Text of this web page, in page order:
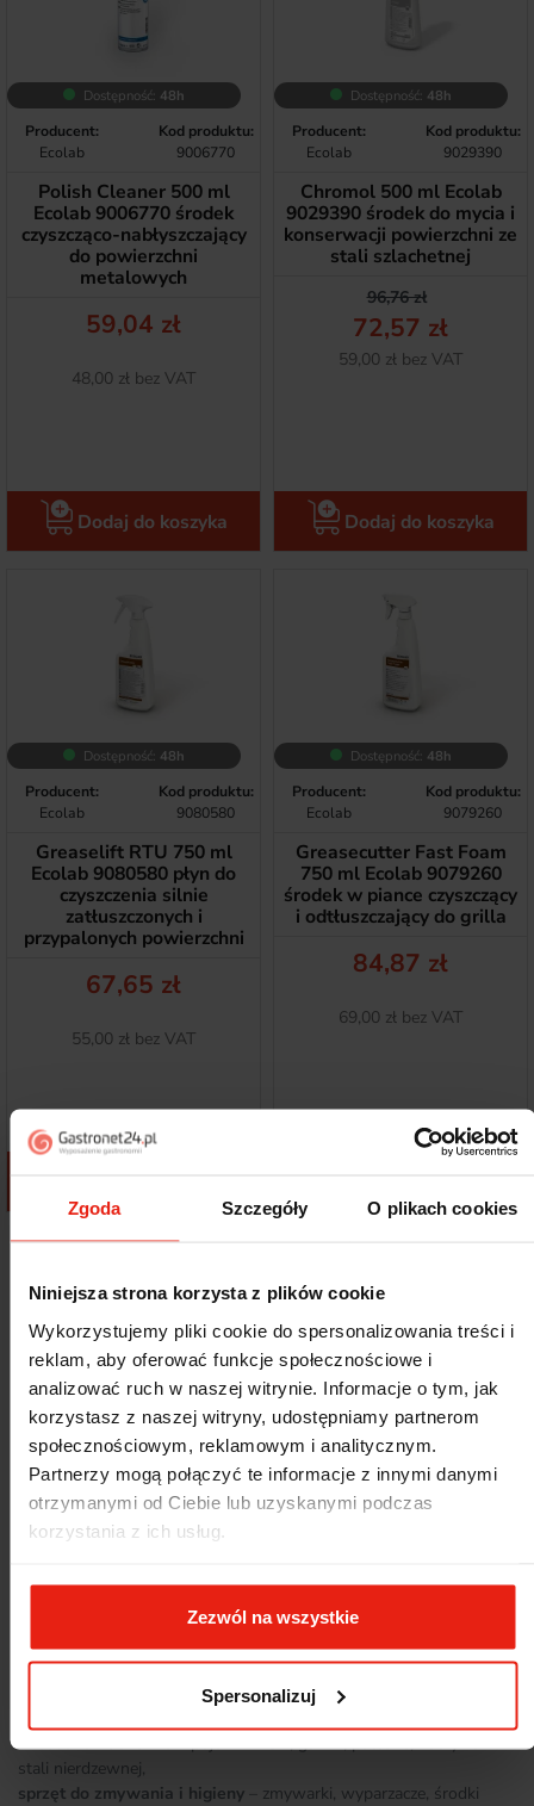
Zgoda Szczegóły O plikach cookies
Niniejsza strona korzysta z plików cookie
Wykorzystujemy pliki cookie do spersonalizowania treści i
reklam, aby oferować funkcje społecznościowe i
analizować ruch w naszej witrynie. Informacje o tym, jak
korzystasz z naszej witryny, udostępniamy partnerom
społecznościowym, reklamowym i analitycznym.
Partnerzy mogą połączyć te informacje z innymi danymi
otrzymanymi od Ciebie lub uzyskanymi podczas
korzystania z ich usług.
Zezwól na wszystkie
Spersonalizuj
Dostępność: 48h
Producent:
Ecolab
Kod produktu:
9006770
Polish Cleaner 500 ml
Ecolab 9006770 środek
czyszcząco-nabłyszczający
do powierzchni
metalowych
Cena
59,04 zł
Netto
48,00 zł bez VAT
Dodaj do koszyka
Dostępność: 48h
Producent:
Ecolab
Kod produktu:
9029390
Chromol 500 ml Ecolab
9029390 środek do mycia i
konserwacji powierzchni ze
stali szlachetnej
Cena
96,76 zł
Cena
72,57 zł
Netto
59,00 zł bez VAT
Dodaj do koszyka
Dostępność: 48h
Producent:
Ecolab
Kod produktu:
9080580
Greaselift RTU 750 ml
Ecolab 9080580 płyn do
czyszczenia silnie
zatłuszczonych i
przypalonych powierzchni
Cena
67,65 zł
Netto
55,00 zł bez VAT
Dostępność: 48h
Producent:
Ecolab
Kod produktu:
9079260
Greasecutter Fast Foam
750 ml Ecolab 9079260
środek w piance czyszczący
i odtłuszczający do grilla
Cena
84,87 zł
Netto
69,00 zł bez VAT
Pokazano 1-12 z 500 pozycji
1 2 3 … 42 Następny

Promocje w Gastronet24 – taniej kupujesz,
zyskujesz więcej!
Szukasz okazji naprofesjonalny sprzęt gastronomiczny? W tej
kategorii znajdziesznajlepsze promocje i wyprzedaże urządzeń
oraz akcesoriów kuchennychw sklepieGastronet24.pl
doskonała okazja, by wyposażyć swoją kuchnię w sprzęt od
renomowanych producentów, a przy tym zaoszczędzić nawet
kilkadziesiąt procent!
kuchni. Wśród przecenionych artykułów znajdziesz między innymi:
urządzenia do obróbki termicznej– grille, frytownice, piece
konwekcyjno-parowe, płyty grillowe,
akcesoria kuchenne– pojemniki GN, garnki, patelnie, naczynia ze
stali nierdzewnej,
sprzęt do zmywania i higieny – zmywarki, wyparzacze, środki